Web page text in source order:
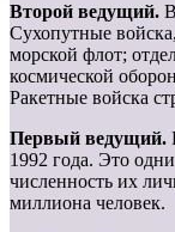
Второй ведущий.
Сухопутные
морской флот;
космической
Ракетные войска
Первый ведущий.
1992 года. Это
численность их
миллиона человек.